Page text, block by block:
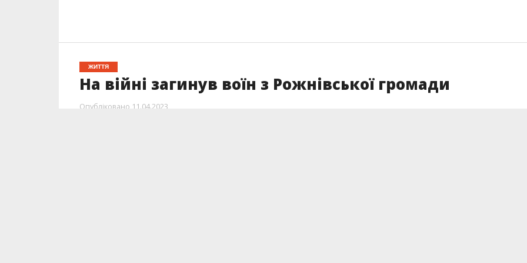
ЖИТТЯ
На війні загинув воїн з Рожнівської громади
Опубліковано 11.04.2023